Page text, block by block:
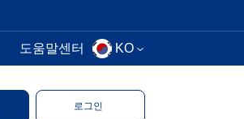
도움말센터 KO
로그인